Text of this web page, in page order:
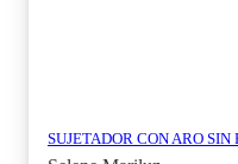
SUJETADOR CON ARO SIN